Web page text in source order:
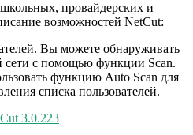
провайдерских и
возможностей NetCut:
Вы можете обнаруживать
сети с помощью функции Scan.
функцию Auto Scan для
списка пользователей.
3.0.223